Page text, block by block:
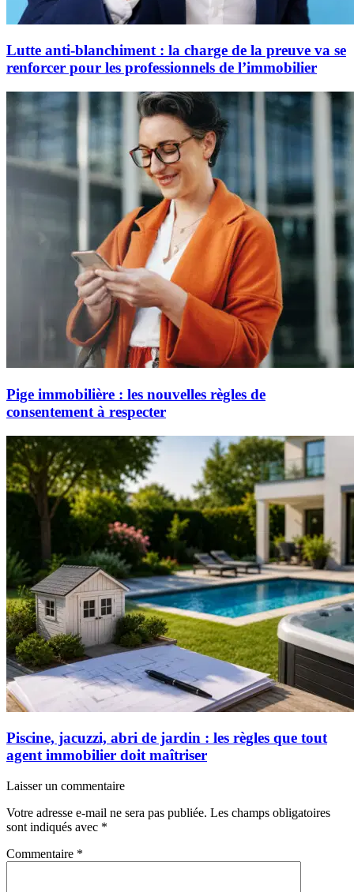
Lutte anti-blanchiment : la charge de la preuve va se
renforcer pour les professionnels de l’immobilier
Pige immobilière : les nouvelles règles de
consentement à respecter
Piscine, jacuzzi, abri de jardin : les règles que tout
agent immobilier doit maîtriser
Laisser un commentaire
Votre adresse e-mail ne sera pas publiée. Les champs obligatoires
sont indiqués avec *
Commentaire *